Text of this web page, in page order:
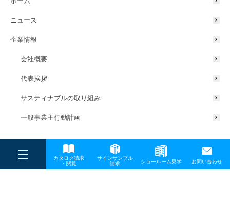
----
----
-
カタログ請求
・閲覧
サインサンプル
請求
ショールーム見学 お問い合わせ
ニュース
企業情報
会社概要
代表挨拶
サスティナブルの取り組み
一般事業主行動計画